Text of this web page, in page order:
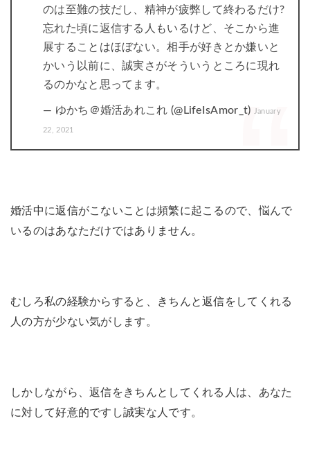
のは至難の技だし、精神が疲弊して終わるだけ?
忘れた頃に返信する人もいるけど、そこから進
展することはほぼない。相手が好きとか嫌いと
かいう以前に、誠実さがそういうところに現れ
るのかなと思ってます。
— ゆかち＠婚活あれこれ (@LifeIsAmor_t) January
22, 2021
婚活中に返信がこないことは頻繁に起こるので、悩んで
いるのはあなただけではありません。
むしろ私の経験からすると、きちんと返信をしてくれる
人の方が少ない気がします。
しかしながら、返信をきちんとしてくれる人は、あなた
に対して好意的ですし誠実な人です。